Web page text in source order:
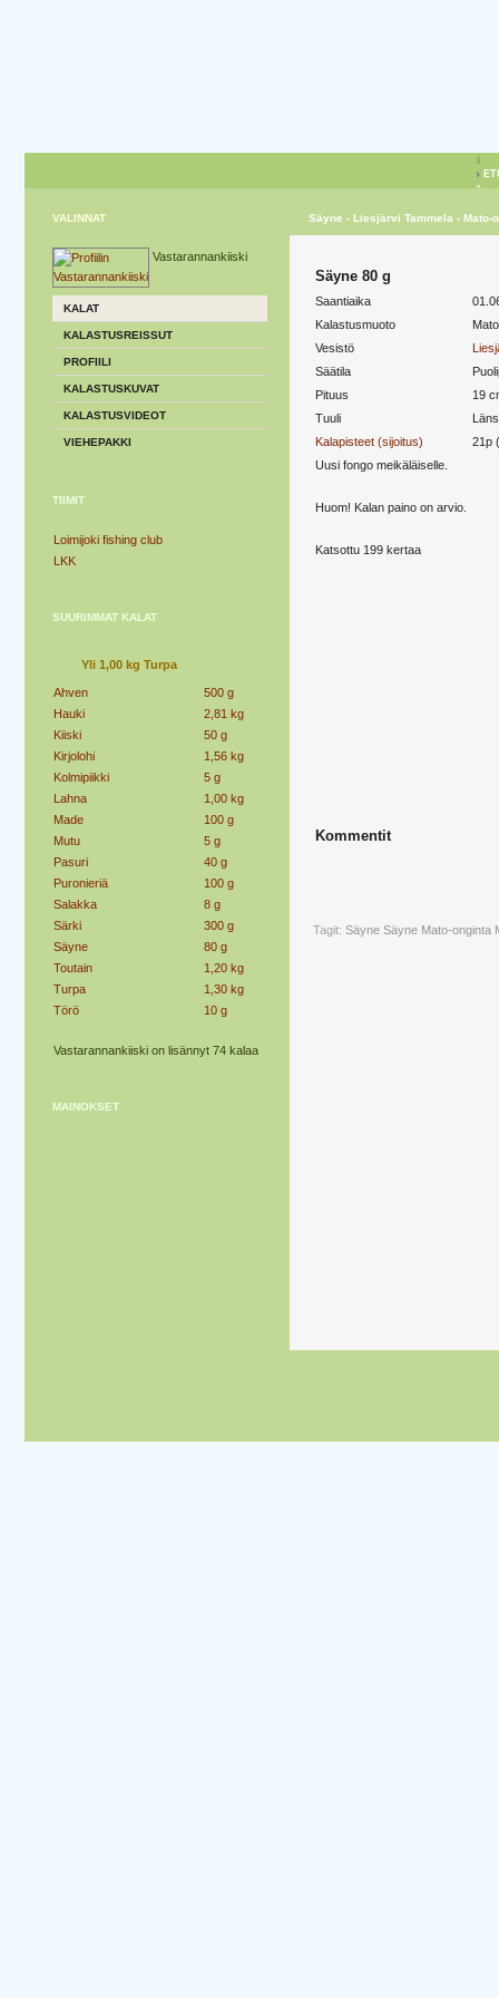
VALINNAT
Vastarannankiiski
KALAT
KALASTUSREISSUT
PROFIILI
KALASTUSKUVAT
KALASTUSVIDEOT
VIEHEPAKKI
TIIMIT
Loimijoki fishing club
LKK
SUURIMMAT KALAT
Yli 1,00 kg Turpa
Ahven
500 g
Hauki
2,81 kg
Kiiski
50 g
Kirjolohi
1,56 kg
Kolmipiikki
5 g
Lahna
1,00 kg
Made
100 g
Mutu
5 g
Pasuri
40 g
Puronieriä
100 g
Salakka
8 g
Särki
300 g
Säyne
80 g
Toutain
1,20 kg
Turpa
1,30 kg
Törö
10 g
Vastarannankiiski on lisännyt 74 kalaa
MAINOKSET
Säyne - Liesjärvi Tammela - Mato-
Säyne 80 g
Saantiaika
Kalastusmuoto
Vesistö
Säätila
Pituus
19
Tuuli
Kalapisteet (sijoitus)
21p
Uusi fongo meikäläiselle.
Huom! Kalan paino on arvio.
Katsottu 199 kertaa
Kommentit
Tagit: Säyne Säyne Mato-onginta